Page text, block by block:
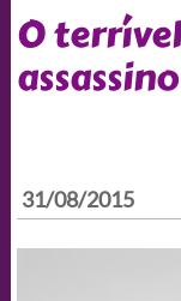
O
assassino
31/08/2015